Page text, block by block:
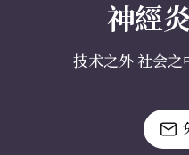
神經
技术之外 社会之